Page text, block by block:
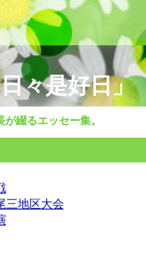
々是好日」
綴るエッセー集。
地区大会